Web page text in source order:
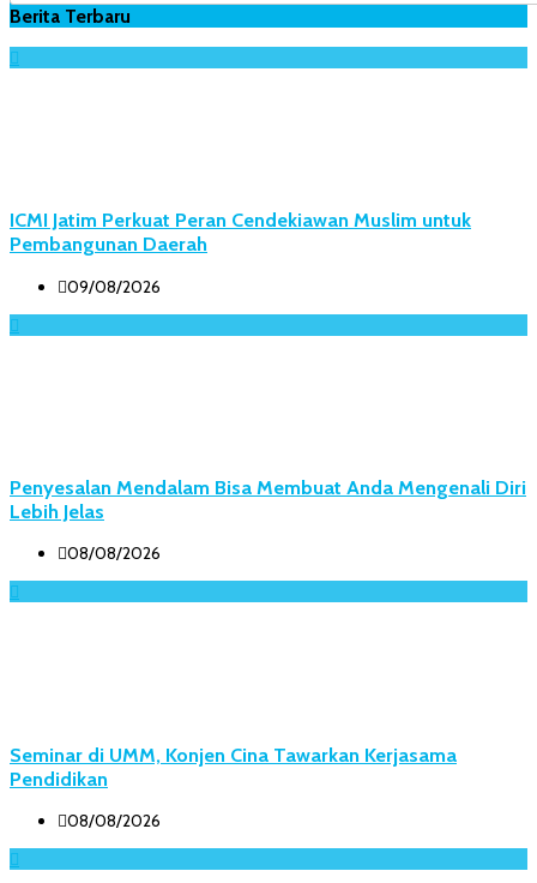
Berita Terbaru
ICMI Jatim Perkuat Peran Cendekiawan Muslim untuk
Pembangunan Daerah
09/08/2026
Penyesalan Mendalam Bisa Membuat Anda Mengenali Diri
Lebih Jelas
08/08/2026
Seminar di UMM, Konjen Cina Tawarkan Kerjasama
Pendidikan
08/08/2026